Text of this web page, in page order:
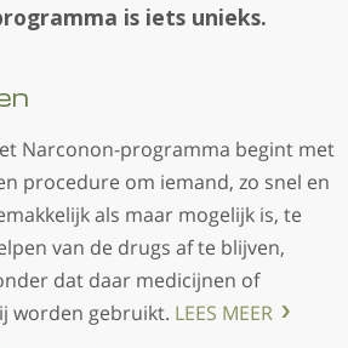
is iets unieks.
Narconon-programma begint met
procedure om iemand, zo snel en
als maar mogelijk is, te
van de drugs af te blijven,
dat daar medicijnen of
worden gebruikt. LEES MEER